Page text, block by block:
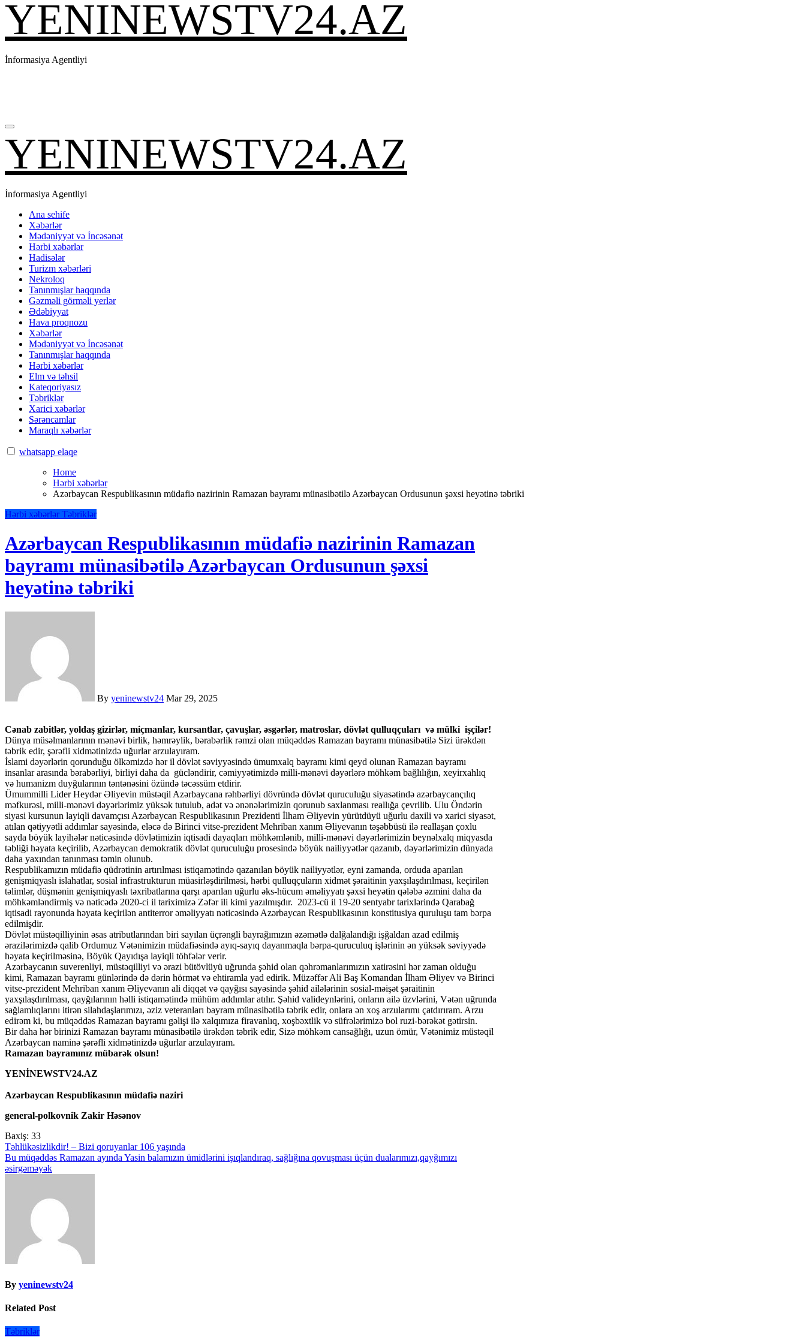
YENINEWSTV24.AZ
İnformasiya Agentliyi
YENINEWSTV24.AZ
İnformasiya Agentliyi
Ana sehife
Xəbərlər
Mədəniyyət və İncəsənət
Hərbi xəbərlər
Hadisələr
Turizm xəbərləri
Nekroloq
Tanınmışlar haqqında
Gəzməli görməli yerlər
Ədəbiyyat
Hava proqnozu
Xəbərlər
Mədəniyyət və İncəsənət
Tanınmışlar haqqında
Hərbi xəbərlər
Elm və təhsil
Kateqoriyasız
Təbriklər
Xarici xəbərlər
Sərəncamlar
Maraqlı xəbərlər
whatsapp elaqe
Home
Hərbi xəbərlər
Azərbaycan Respublikasının müdafiə nazirinin Ramazan bayramı münasibətilə Azərbaycan Ordusunun şəxsi heyətinə təbriki
Hərbi xəbərlər Təbriklər
Azərbaycan Respublikasının müdafiə nazirinin Ramazan
bayramı münasibətilə Azərbaycan Ordusunun şəxsi
heyətinə təbriki
By yeninewstv24 Mar 29, 2025
Cənab zabitlər, yoldaş gizirlər, miçmanlar, kursantlar, çavuşlar, əsgərlər, matroslar, dövlət qulluqçuları və mülki işçilər!
Dünya müsəlmanlarının mənəvi birlik, həmrəylik, bərabərlik rəmzi olan müqəddəs Ramazan bayramı münasibətilə Sizi ürəkdən
təbrik edir, şərəfli xidmətinizdə uğurlar arzulayıram.
İslami dəyərlərin qorunduğu ölkəmizdə hər il dövlət səviyyəsində ümumxalq bayramı kimi qeyd olunan Ramazan bayramı
insanlar arasında bərabərliyi, birliyi daha da gücləndirir, cəmiyyətimizdə milli-mənəvi dəyərlərə möhkəm bağlılığın, xeyirxahlıq
və humanizm duyğularının təntənəsini özündə təcəssüm etdirir.
Ümummilli Lider Heydər Əliyevin müstəqil Azərbaycana rəhbərliyi dövründə dövlət quruculuğu siyasətində azərbaycançılıq
məfkurəsi, milli-mənəvi dəyərlərimiz yüksək tutulub, adət və ənənələrimizin qorunub saxlanması reallığa çevrilib. Ulu Öndərin
siyasi kursunun layiqli davamçısı Azərbaycan Respublikasının Prezidenti İlham Əliyevin yürütdüyü uğurlu daxili və xarici siyasət,
atılan qətiyyətli addımlar sayəsində, eləcə də Birinci vitse-prezident Mehriban xanım Əliyevanın təşəbbüsü ilə reallaşan çoxlu
sayda böyük layihələr nəticəsində dövlətimizin iqtisadi dayaqları möhkəmlənib, milli-mənəvi dəyərlərimizin beynəlxalq miqyasda
təbliği həyata keçirilib, Azərbaycan demokratik dövlət quruculuğu prosesində böyük nailiyyətlər qazanıb, dəyərlərimizin dünyada
daha yaxından tanınması təmin olunub.
Respublikamızın müdafiə qüdrətinin artırılması istiqamətində qazanılan böyük nailiyyətlər, eyni zamanda, orduda aparılan
genişmiqyaslı islahatlar, sosial infrastrukturun müasirləşdirilməsi, hərbi qulluqçuların xidmət şəraitinin yaxşılaşdırılması, keçirilən
təlimlər, düşmənin genişmiqyaslı təxribatlarına qarşı aparılan uğurlu əks-hücum əməliyyatı şəxsi heyətin qələbə əzmini daha da
möhkəmləndirmiş və nəticədə 2020-ci il tariximizə Zəfər ili kimi yazılmışdır. 2023-cü il 19-20 sentyabr tarixlərində Qarabağ
iqtisadi rayonunda həyata keçirilən antiterror əməliyyatı nəticəsində Azərbaycan Respublikasının konstitusiya quruluşu tam bərpa
edilmişdir.
Dövlət müstəqilliyinin əsas atributlarından biri sayılan üçrəngli bayrağımızın əzəmətlə dalğalandığı işğaldan azad edilmiş
ərazilərimizdə qalib Ordumuz Vətənimizin müdafiəsində ayıq-sayıq dayanmaqla bərpa-quruculuq işlərinin ən yüksək səviyyədə
həyata keçirilməsinə, Böyük Qayıdışa layiqli töhfələr verir.
Azərbaycanın suverenliyi, müstəqilliyi və ərazi bütövlüyü uğrunda şəhid olan qəhrəmanlarımızın xatirəsini hər zaman olduğu
kimi, Ramazan bayramı günlərində də dərin hörmət və ehtiramla yad edirik. Müzəffər Ali Baş Komandan İlham Əliyev və Birinci
vitse-prezident Mehriban xanım Əliyevanın ali diqqət və qayğısı sayəsində şəhid ailələrinin sosial-məişət şəraitinin
yaxşılaşdırılması, qayğılarının həlli istiqamətində mühüm addımlar atılır. Şəhid valideynlərini, onların ailə üzvlərini, Vətən uğrunda
sağlamlıqlarını itirən silahdaşlarımızı, əziz veteranları bayram münasibətilə təbrik edir, onlara ən xoş arzularımı çatdırıram. Arzu
edirəm ki, bu müqəddəs Ramazan bayramı gəlişi ilə xalqımıza firavanlıq, xoşbəxtlik və süfrələrimizə bol ruzi-bərəkət gətirsin.
Bir daha hər birinizi Ramazan bayramı münasibətilə ürəkdən təbrik edir, Sizə möhkəm cansağlığı, uzun ömür, Vətənimiz müstəqil
Azərbaycan naminə şərəfli xidmətinizdə uğurlar arzulayıram.
Ramazan bayramınız mübarək olsun!
YENİNEWSTV24.AZ
Azərbaycan Respublikasının müdafiə naziri
general-polkovnik Zakir Həsənov
Baxiş: 33
Yazı
naviqasiyası
Təhlükəsizlikdir! – Bizi qoruyanlar 106 yaşında
Bu müqəddəs Ramazan ayında Yasin balamızın ümidlərini işıqlandıraq, sağlığına qovuşması üçün dualarımızı,qayğımızı
əsirgəməyək
By yeninewstv24
Related Post
Təbriklər